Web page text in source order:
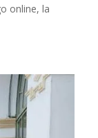
online, la